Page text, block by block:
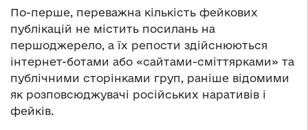
По-перше, переважна кількість фейкових
публікацій не містить посилань на
першоджерело, а їх репости здійснюються
інтернет-ботами або «сайтами-сміттярками» та
публічними сторінками груп, раніше відомими
як розповсюджувачі російських наративів і
фейків.